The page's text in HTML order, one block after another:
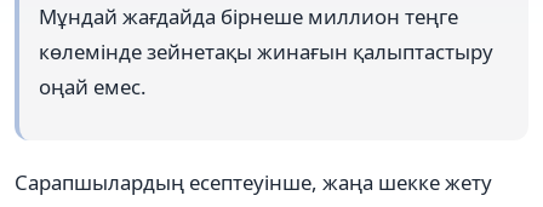
Мұндай жағдайда бірнеше миллион теңге
көлемінде зейнетақы жинағын қалыптастыру
оңай емес.
Сарапшылардың есептеуінше, жаңа шекке жету